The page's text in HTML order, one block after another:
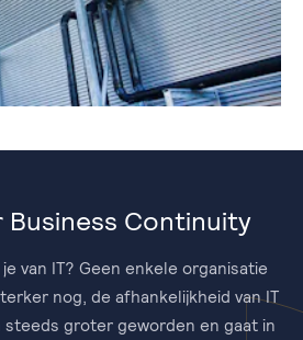
Business Continuity
van IT? Geen enkele organisatie
nog, de afhankelijkheid van IT
groter geworden en gaat in